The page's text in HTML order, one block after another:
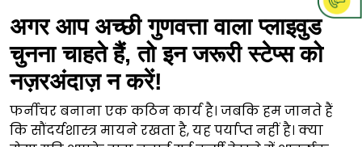
अगर आप अच्छी गुणवत्ता वाला प्लाइवुड
चुनना चाहते हैं, तो इन जरूरी स्टेप्स को
नज़रअंदाज़ न करें!
फर्नीचर बनाना एक कठिन कार्य है। जबकि हम जानते हैं
कि सौंदर्यशास्त्र मायने रखता है, यह पर्याप्त नहीं है। क्या